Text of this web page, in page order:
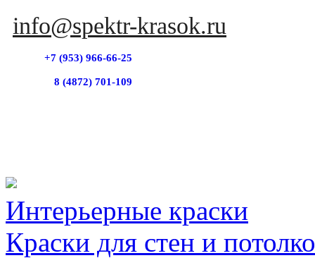
info@spektr-krasok.ru
+7 (953) 966-66-25
8 (4872) 701-109
Интерьерные краски
Краски для стен и